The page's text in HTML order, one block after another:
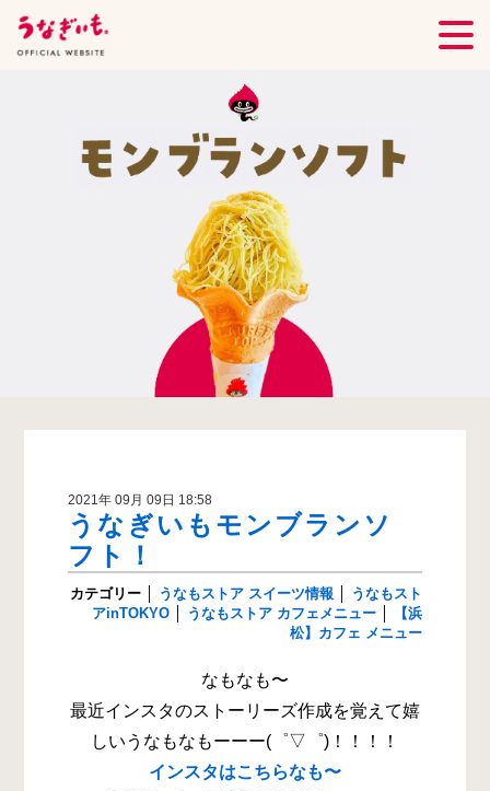
2021年 09月 09日 18:58
うなぎいもモンブランソ
フト！
カテゴリー うなもストア スイーツ情報
うなもスト
アinTOKYO
うなもストア カフェメニュー
【浜
松】カフェ メニュー
なもなも〜
最近インスタのストーリーズ作成を覚えて嬉
しいうなもなもーーー(゜▽゜)！！！！
インスタはこちらなも〜